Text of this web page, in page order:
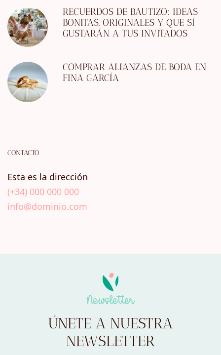
RECUERDOS DE BAUTIZO: IDEAS
BONITAS, ORIGINALES Y QUE SÍ
GUSTARÁN A TUS INVITADOS
COMPRAR ALIANZAS DE BODA EN
FINA GARCÍA
CONTACTO
Esta es la dirección
(+34) 000 000 000
info@dominio.com
Newsletter
ÚNETE A NUESTRA
NEWSLETTER